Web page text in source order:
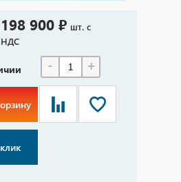
198 900 ₽ шт. с
НДС
- +